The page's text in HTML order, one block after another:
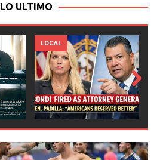
LO ULTIMO
NOTICIAS
Next